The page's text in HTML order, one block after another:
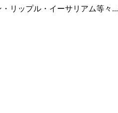
リップル・イーサリアム等